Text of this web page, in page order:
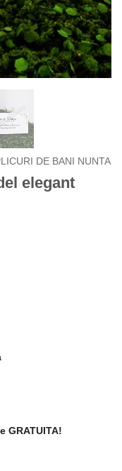
DE BANI NUNTA
elegant
GRATUITA!
verde